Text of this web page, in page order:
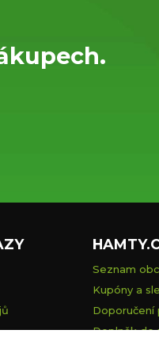
Seznam
Kupóny a
Doporučení
Doplněk do